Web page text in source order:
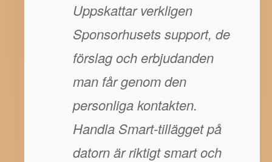
Uppskattar verkligen
Sponsorhusets support, de
förslag och erbjudanden
man får genom den
personliga kontakten.
Handla Smart-tillägget på
datorn är riktigt smart och